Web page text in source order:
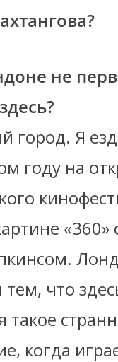
не
город. Я
году на
тем, что
такое
когда